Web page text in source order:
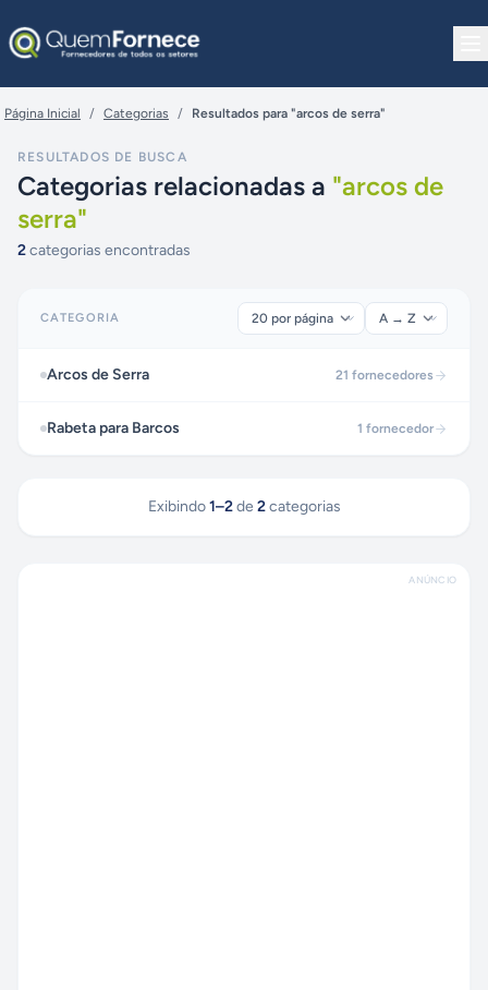
Página Inicial / Categorias / Resultados para "arcos de serra"
RESULTADOS DE BUSCA
Categorias relacionadas a "arcos de
serra"
2categorias encontradas
CATEGORIA
Arcos de Serra 21 fornecedores
Rabeta para Barcos 1 fornecedor
Exibindo 1–2 de 2 categorias
ANÚNCIO